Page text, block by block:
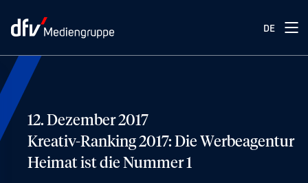
DE
12. Dezember 2017
Kreativ-Ranking 2017: Die Werbeagentur
Heimat ist die Nummer 1